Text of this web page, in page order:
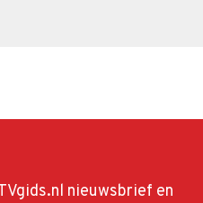
nieuwsbrief en